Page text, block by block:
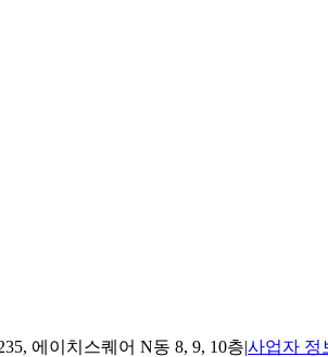
에이치스퀘어 N동 8, 9, 10층|사업자 정